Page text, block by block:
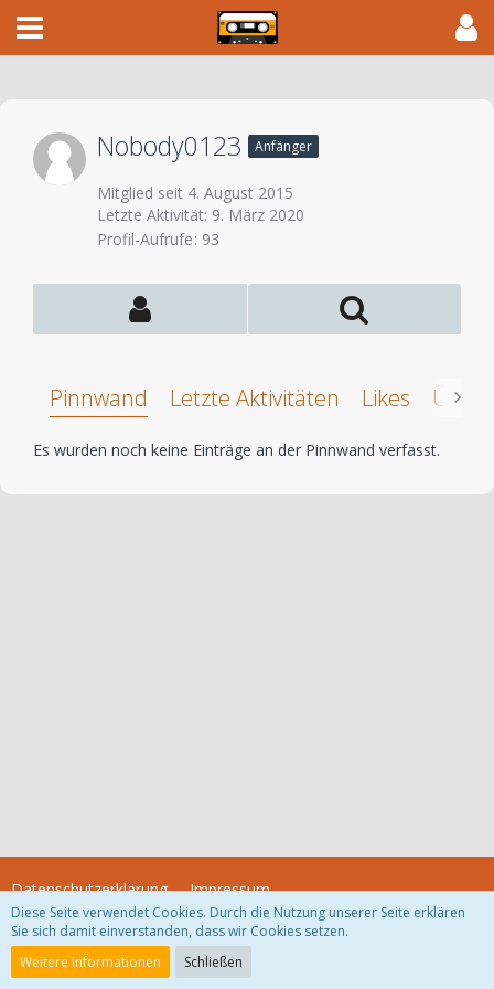
Nobody0123 Anfänger
Mitglied seit 4. August 2015
Letzte Aktivität: 9. März 2020
Profil-Aufrufe 93
Pinnwand Letzte Aktivitäten Likes Über
Es wurden noch keine Einträge an der Pinnwand verfasst.
Datenschutzerklärung Impressum
Community-Software:
Diese Seite verwendet Cookies. Durch die Nutzung unserer Seite erklären
Sie sich damit einverstanden, dass wir Cookies setzen.
Weitere Informationen
Schließen